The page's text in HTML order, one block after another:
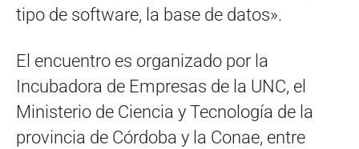
tipo de software, la base de datos».
El encuentro es organizado por la
Incubadora de Empresas de la UNC, el
Ministerio de Ciencia y Tecnología de la
provincia de Córdoba y la Conae, entre